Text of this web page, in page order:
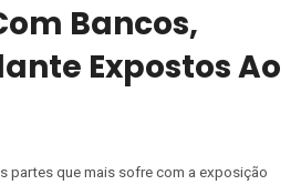
Bancos,
Expostos Ao
partes que mais sofre com a exposição